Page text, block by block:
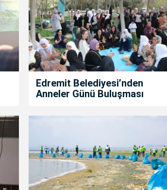
Edremit Belediyesi’nden
Anneler Günü Buluşması